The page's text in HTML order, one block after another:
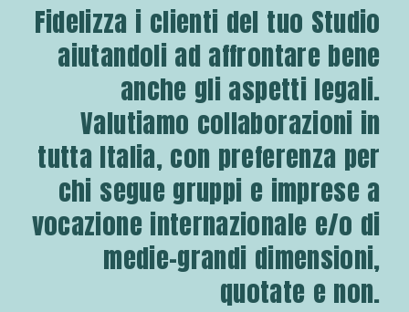
Fidelizza i clienti del tuo Studio
aiutandoli ad affrontare bene
anche gli aspetti legali.
Valutiamo collaborazioni in
tutta Italia, con preferenza per
chi segue gruppi e imprese a
vocazione internazionale e/o di
medie-grandi dimensioni,
quotate e non.